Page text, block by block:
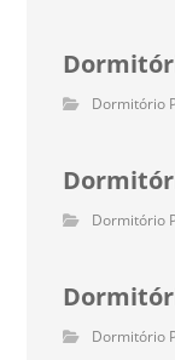
Dormitório
Dormitório
Dormitório